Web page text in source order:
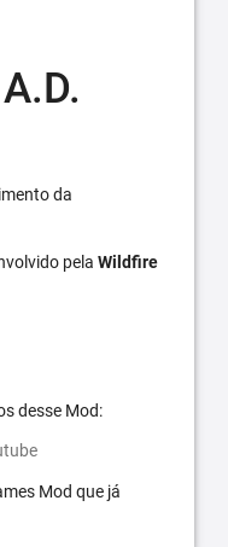
da
pela Wildfire
desse Mod:
Mod que já